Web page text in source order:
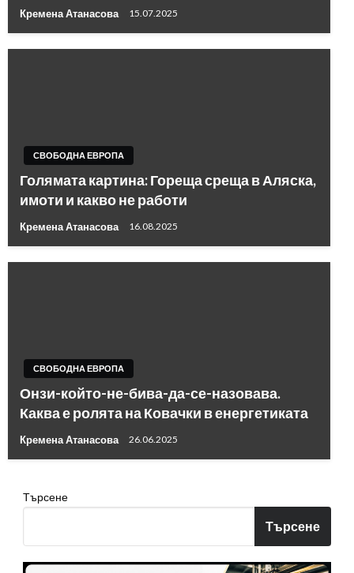
Кремена Атанасова 15.07.2025
СВОБОДНА ЕВРОПА
Голямата картина: Гореща среща в Аляска,
имоти и какво не работи
Кремена Атанасова 16.08.2025
СВОБОДНА ЕВРОПА
Онзи-който-не-бива-да-се-назовава.
Каква е ролята на Ковачки в енергетиката
Кремена Атанасова 26.06.2025
Търсене
Търсене